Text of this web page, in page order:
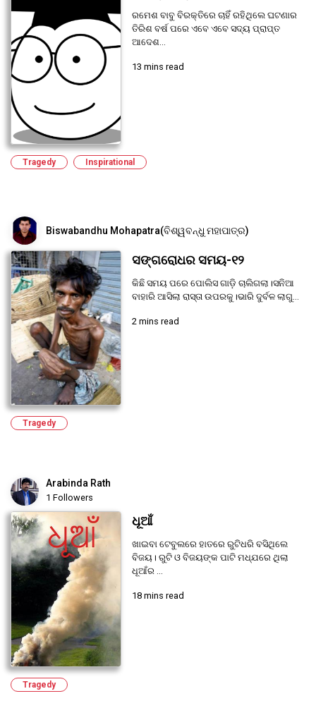
ରମେଶ ବାବୁ ବିରକ୍ତିରେ ଚାହିଁ ରହିଥିଲେ ଘଟଣାର
ତିରିଶ ବର୍ଷ ପରେ ଏବେ ଏବେ ସଦ୍ୟ ପ୍ରାପ୍ତ
ଆଦେଶ...
13 mins read
Tragedy Inspirational
Biswabandhu Mohapatra(ବିଶ୍ୱବନ୍ଧୁ ମହାପାତ୍ର)
ସଙ୍ଗରୋଧର ସମୟ-୧୨
କିଛି ସମୟ ପରେ ପୋଲିସ ଗାଡ଼ି ଚାଲିଗଲା।ସନିଆ
ବାହାରି ଆସିଲା ରାସ୍ତା ଉପରକୁ।ଭାରି ଦୁର୍ବଳ ଲାଗୁ...
2 mins read
Tragedy
Arabinda Rath
1 Followers
ଧୂଆଁ
ଖାଇବା ଟେବୁଲରେ ହାତରେ ରୁଟିଧରି ବସିଥିଲେ
ବିଜୟ। ରୁଟି ଓ ବିଜୟଙ୍କ ପାଟି ମଧ୍ଯରେ ଥିଲା
ଧୂଆଁର ...
18 mins read
Tragedy